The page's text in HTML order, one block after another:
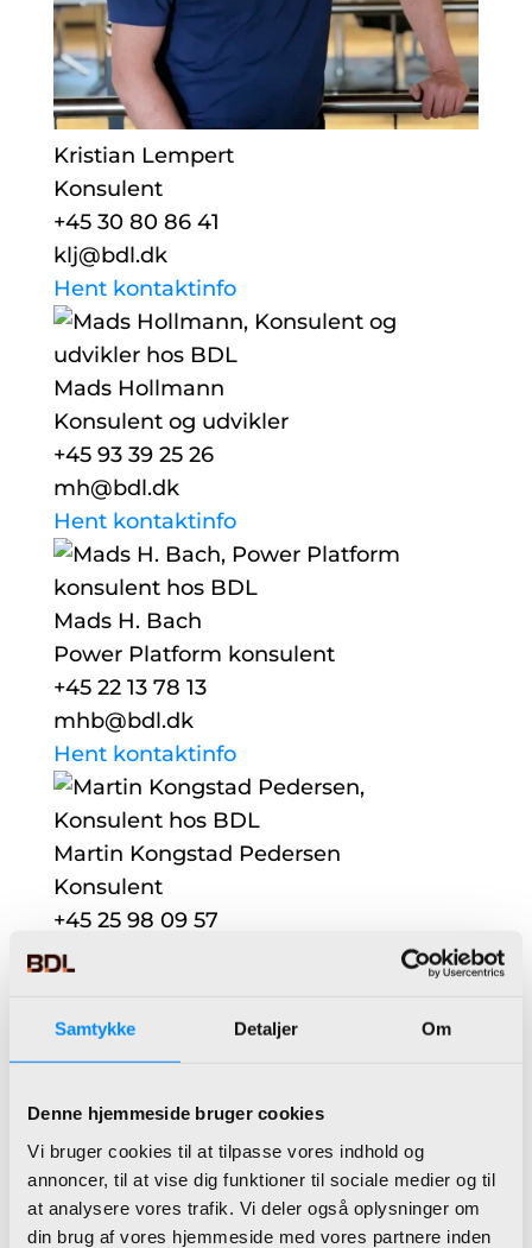
Samtykke Detaljer Om
Denne hjemmeside bruger cookies
Vi bruger cookies til at tilpasse vores indhold og
annoncer, til at vise dig funktioner til sociale medier og til
at analysere vores trafik. Vi deler også oplysninger om
din brug af vores hjemmeside med vores partnere inden
Kristian Lempert
Konsulent
+45 30 80 86 41
klj@bdl.dk
Hent kontaktinfo
Mads Hollmann
Konsulent og udvikler
+45 93 39 25 26
mh@bdl.dk
Hent kontaktinfo
Mads H. Bach
Power Platform konsulent
+45 22 13 78 13
mhb@bdl.dk
Hent kontaktinfo
Martin Kongstad Pedersen
Konsulent
+45 25 98 09 57
mkp@bdl.dk
Udvikler
+45 25 98 06 93
mhn@bdl.dk
Hent kontaktinfo